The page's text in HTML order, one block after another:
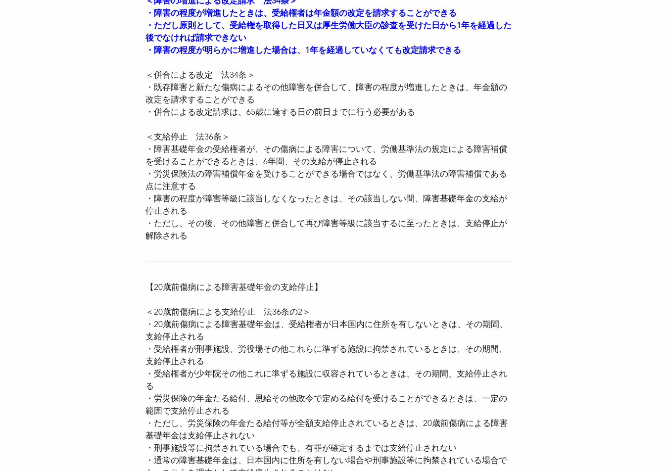
●労働組合法 ●労働時間設定改善法
・障害の程度が増進したときは、受給権者は年金額の改定を請求することができる
・ただし原則として、受給権を取得した日又は厚生労働大臣の診査を受けた日から1年を経過した
後でなければ請求できない
・障害の程度が明らかに増進した場合は、1年を経過していなくても改定請求できる
＜併合による改定　法34条＞
・既存障害と新たな傷病によるその他障害を併合して、障害の程度が増進したときは、年金額の
改定を請求することができる
・併合による改定請求は、65歳に達する日の前日までに行う必要がある
＜支給停止　法36条＞
・障害基礎年金の受給権者が、その傷病による障害について、労働基準法の規定による障害補償
を受けることができるときは、6年間、その支給が停止される
・労災保険法の障害補償年金を受けることができる場合ではなく、労働基準法の障害補償である
点に注意する
・障害の程度が障害等級に該当しなくなったときは、その該当しない間、障害基礎年金の支給が
停止される
・ただし、その後、その他障害と併合して再び障害等級に該当するに至ったときは、支給停止が
解除される
【20歳前傷病による障害基礎年金の支給停止】
＜20歳前傷病による支給停止　法36条の2＞
・20歳前傷病による障害基礎年金は、受給権者が日本国内に住所を有しないときは、その期間、
支給停止される
・受給権者が刑事施設、労役場その他これらに準ずる施設に拘禁されているときは、その期間、
支給停止される
・受給権者が少年院その他これに準ずる施設に収容されているときは、その期間、支給停止され
る
・労災保険の年金たる給付、恩給その他政令で定める給付を受けることができるときは、一定の
範囲で支給停止される
・ただし、労災保険の年金たる給付等が全額支給停止されているときは、20歳前傷病による障害
基礎年金は支給停止されない
・刑事施設等に拘禁されている場合でも、有罪が確定するまでは支給停止されない
・通常の障害基礎年金は、日本国内に住所を有しない場合や刑事施設等に拘禁されている場合で